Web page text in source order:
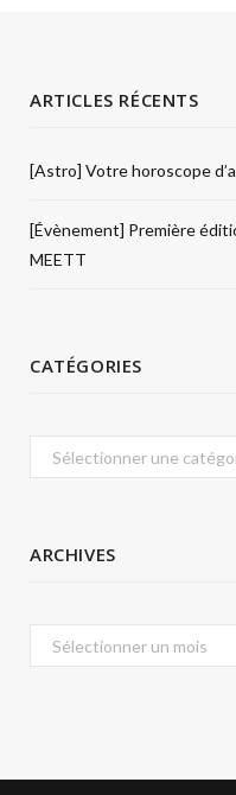
ARTICLES RÉCENTS
[Astro] Votre horoscope
[Évènement] Première
MEETT
CATÉGORIES
Catégories
ARCHIVES
Archives